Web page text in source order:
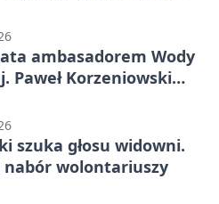
ambasadorem Wody
Paweł Korzeniowski
szuka głosu widowni.
nabór wolontariuszy